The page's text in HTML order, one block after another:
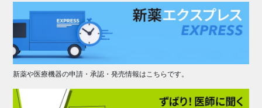
新薬や医療機器の申請・承認・発売情報はこちらです。